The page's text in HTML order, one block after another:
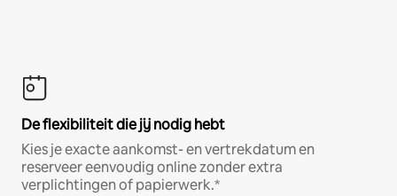
De flexibiliteit die jij nodig hebt
Kies je exacte aankomst- en vertrekdatum en
reserveer eenvoudig online zonder extra
verplichtingen of papierwerk.*